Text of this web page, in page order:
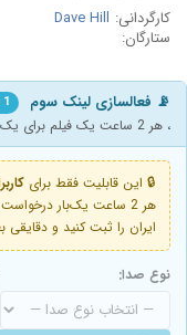
کارگردانی: Dave Hill
ستارگان:
📡 فعالسازی لینک سوم 1 نفر درخواست داده
، هر 2 ساعت یک فیلم برای یک کاربر ویژه
🔒 این قابلیت فقط برای
ایران را ثبت کنید و
نوع صدا: